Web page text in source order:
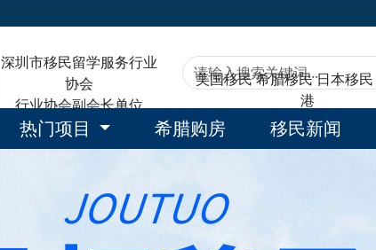
深圳市移民留学服务行业
协会
行业协会副会长单位
美国移民希腊移民日本移民
港
热门项目 希腊购房 移民新闻